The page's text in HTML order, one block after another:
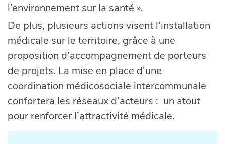
l’environnement sur la santé ».
De plus, plusieurs actions visent l’installation
médicale sur le territoire, grâce à une
proposition d’accompagnement de porteurs
de projets. La mise en place d’une
coordination médicosociale intercommunale
confortera les réseaux d’acteurs : un atout
pour renforcer l’attractivité médicale.